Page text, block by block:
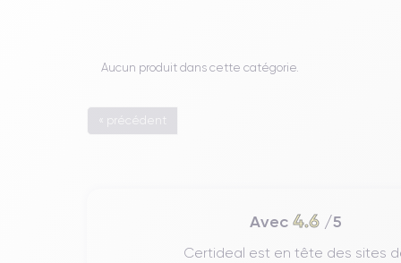
Aucun produit dans cette catégorie.
« précédent
Avec4.6 /5
Certideal est en tête des sites